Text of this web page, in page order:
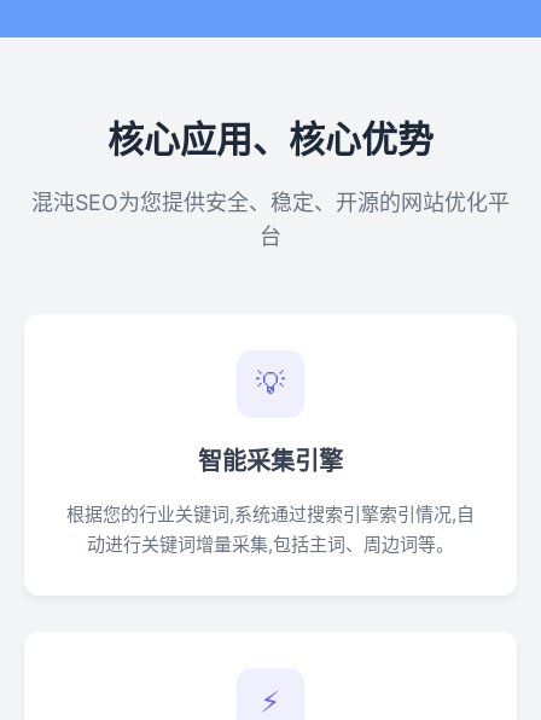
核心应用、核心优势
混沌SEO为您提供安全、稳定、开源的网站优化平
台
💡
智能采集引擎
根据您的行业关键词,系统通过搜索引擎索引情况,自
动进行关键词增量采集,包括主词、周边词等。
⚡